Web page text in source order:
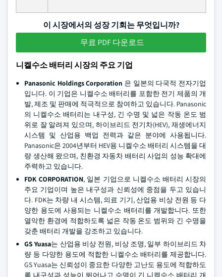
이 시장에서의 성장 기회는 무엇입니까?
무료 PDF 다운로드
니켈수소 배터리 시장의 주요 기업
Panasonic Holdings Corporation 은 일본의 다국적 전자기업
입니다. 이 기업은 니켈수소 배터리를 포함한 전기 제품의 개
발, 제조 및 판매에 적극적으로 참여하고 있습니다. Panasonic
의 니켈수소 배터리는 내구성, 긴 수명 및 넓은 작동 온도 범
위로 잘 알려져 있으며, 하이브리드 전기차(HEV), 재생에너지
시스템 및 산업용 백업 전력과 같은 분야에 사용됩니다.
Panasonic은 2004년부터 HEV용 니켈수소 배터리 시스템을 대
량 생산해 왔으며, 친환경 자동차 배터리 사업의 성능 확대에
주력하고 있습니다.
FDK CORPORATION, 일본 기업으로 니켈수소 배터리 시장의
주요 기업이며 높은 내구성과 신뢰성에 중점을 두고 있습니
다. FDK는 차량 내 시스템, 의료 기기, 산업용 비상 전원 등 다
양한 용도에 사용되는 니켈수소 배터리를 개발합니다. 또한
열악한 환경에 적합하도록 넓은 작동 온도 범위와 긴 수명을
갖춘 배터리 개발을 강조하고 있습니다.
GS Yuasa는 산업용 비상 전원, 비상 조명, 일부 하이브리드 차
량 등 다양한 용도에 적합한 니켈수소 배터리를 제공합니다.
GS Yuasa는 신뢰성이 중요한 다양한 고난도 용도에 적합하도
록 내구성과 성능이 뛰어나고 수명이 긴 니켈수소 배터리 개